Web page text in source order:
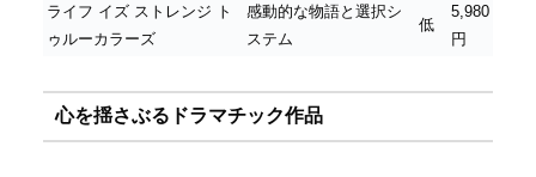
ライフ イズ ストレンジ ト
ゥルーカラーズ
感動的な物語と選択シ
ステム
低
5,980
円
心を揺さぶるドラマチック作品